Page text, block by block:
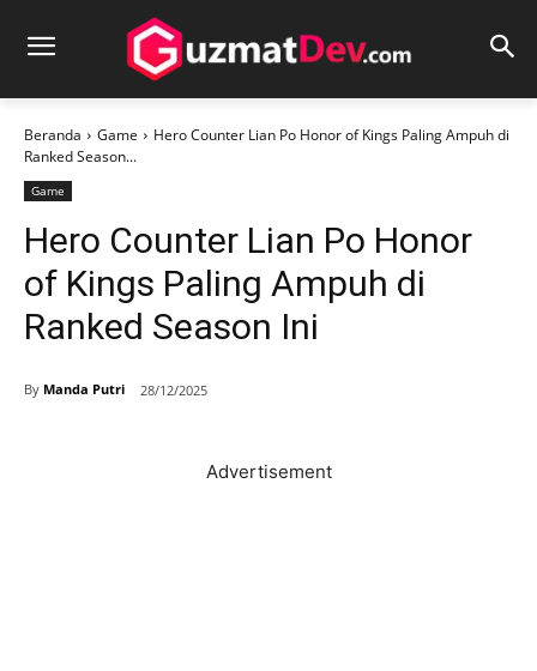
Beranda Game
Hero Counter Lian Po Honor of Kings Paling Ampuh di
Ranked Season...
Game
Hero Counter Lian Po Honor
of Kings Paling Ampuh di
Ranked Season Ini
By Manda Putri 28/12/2025
Advertisement